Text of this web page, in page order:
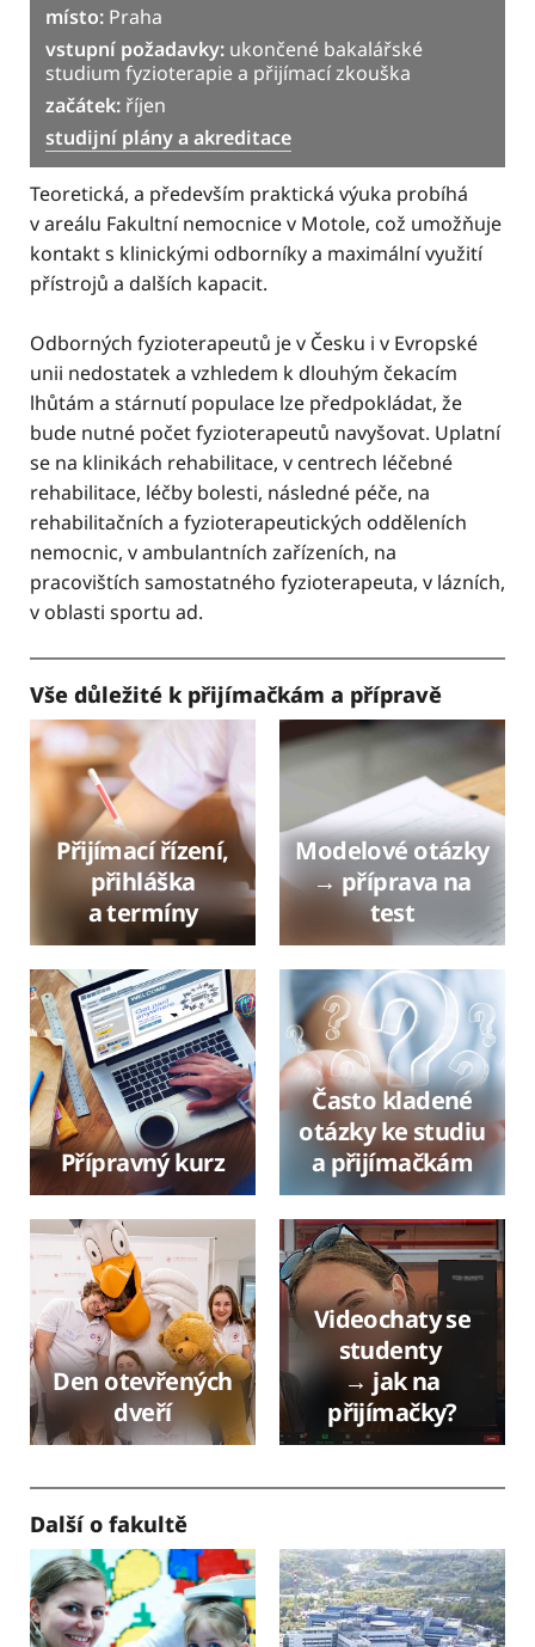
místo: Praha
vstupní požadavky: ukončené bakalářské
studium fyzioterapie a přijímací zkouška
začátek: říjen
studijní plány a akreditace
Teoretická, a především praktická výuka probíhá
v areálu Fakultní nemocnice v Motole, což umožňuje
kontakt s klinickými odborníky a maximální využití
přístrojů a dalších kapacit.
Odborných fyzioterapeutů je v Česku i v Evropské
unii nedostatek a vzhledem k dlouhým čekacím
lhůtám a stárnutí populace lze předpokládat, že
bude nutné počet fyzioterapeutů navyšovat. Uplatní
se na klinikách rehabilitace, v centrech léčebné
rehabilitace, léčby bolesti, následné péče, na
rehabilitačních a fyzioterapeutických odděleních
nemocnic, v ambulantních zařízeních, na
pracovištích samostatného fyzioterapeuta, v lázních,
v oblasti sportu ad.
Vše důležité k přijímačkám a přípravě
Přijímací řízení,
přihláška
a termíny
Modelové otázky
→ příprava na
test
Přípravný kurz
Často kladené
otázky ke studiu
a přijímačkám
Den otevřených
dveří
Videochaty se
studenty
→ jak na
přijímačky?
Další o fakultě